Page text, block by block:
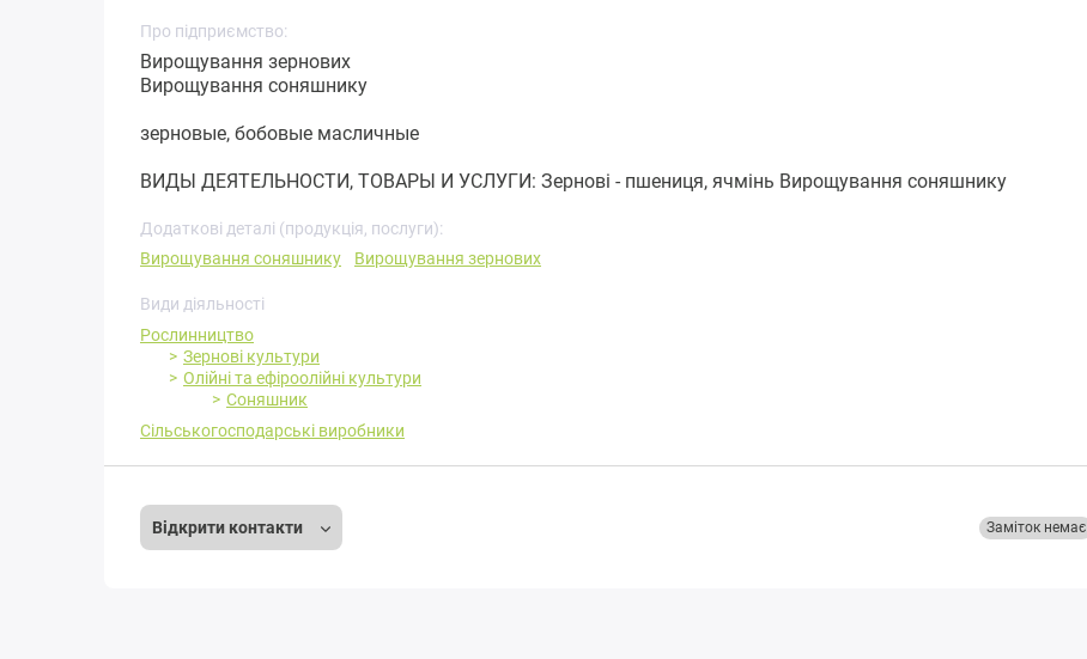
Про підприємство:
Вирощування зернових
Вирощування соняшнику
зерновые, бобовые масличные
ВИДЫ ДЕЯТЕЛЬНОСТИ, ТОВАРЫ И УСЛУГИ: Зернові - пшениця, ячмінь Вирощування соняшнику
Додаткові деталі (продукція, послуги):
Вирощування соняшнику
Вирощування зернових
Види діяльності
Рослинництво
Зернові культури
Олійні та ефіроолійні культури
Соняшник
Сільськогосподарські виробники
Відкрити контакти Заміток немає